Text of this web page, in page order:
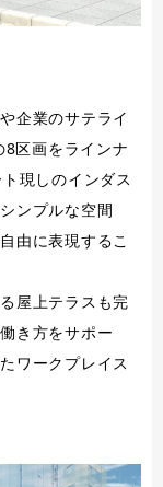
企業のサテライ
8区画をラインナ
現しのインダス
ンプルな空間
由に表現するこ
屋上テラスも完
き方をサポー
ワークプレイス